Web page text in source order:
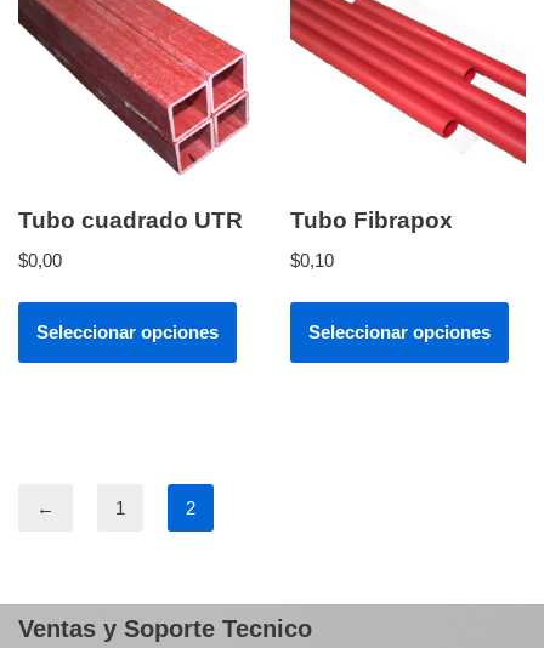
Tubo cuadrado UTR
$0,00
Seleccionar opciones
Tubo Fibrapox
$0,10
Seleccionar opciones
← 1 2
Ventas y Soporte Tecnico